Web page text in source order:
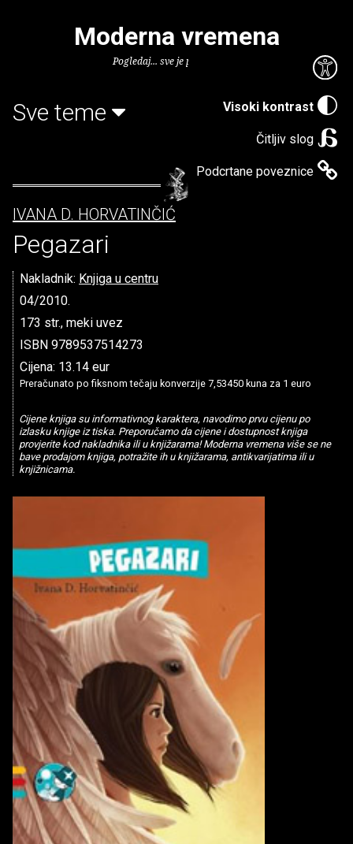
Visoki kontrast
Čitljiv slog
Podcrtane poveznice
Moderna vremena
Pogledaj... sve je puno knjiga.
Sve teme
IVANA D. HORVATINČIĆ
Pegazari
Nakladnik: Knjiga u centru
04/2010.
173 str., meki uvez
ISBN 9789537514273
Cijena: 13.14 eur
Preračunato po fiksnom tečaju konverzije 7,53450 kuna za 1 euro
Cijene knjiga su informativnog karaktera, navodimo prvu cijenu po
izlasku knjige iz tiska. Preporučamo da cijene i dostupnost knjiga
provjerite kod nakladnika ili u knjižarama! Moderna vremena više se ne
bave prodajom knjiga, potražite ih u knjižarama, antikvarijatima ili u
knjižnicama.